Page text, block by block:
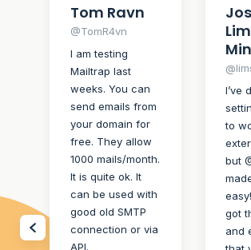
Tom Ravn
@TomR4vn
I am testing
Mailtrap last
weeks. You can
send emails from
your domain for
free. They allow
1000 mails/month.
It is quite ok. It
can be used with
good old SMTP
connection or via
API.
I’ve
to
but
got
and